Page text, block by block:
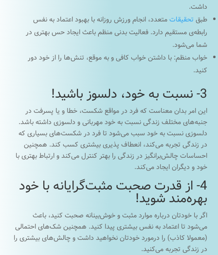
داشت.
طبق تحقیقاتمتعدد، انجام ورزش روزانه با بهبود اعتماد به نفس
رابطه‌ی مستقیم دارد. فعالیت بدنی منظم باعث ایجاد حس بهتری در
شما می‌شود.
خواب منظم: با داشتن خواب کافی و به موقع، تنش‌ها را از خود دور
کنید.
3- نسبت به خود، دلسوز باشید!
این امر بدان معناست که فرد در مواقع شکست، خطا و یا پسرفت در
جنبه‌های مختلف زندگی‌ نسبت به خود مهربانی و دلسوزی داشته باشد.
دلسوزی نسبت به خود سبب می‌شود تا فرد در شکست‌های بسیاری که
در زندگی تجربه می‌کند، انعطاف پذیری بیشتری کسب کند. همچنین
احساسات چالش‌برانگیز در زندگی را بهتر کنترل می‌کند و ارتباط بهتری با
خود و دیگران ایجاد می‌کند.
4- از قدرت صحبت مثبت‌گرایانه با خود
بهره‌مند شوید!
اگر با خودتان درباره موارد مثبت و خوش‌بینانه صحبت کنید، باعث
می‌شود تا اعتماد به نفس بیشتری پیدا کنید. همچنین شک‌های احتمالی
(معمولا کاذب) را درمورد خودتان نخواهید داشت و چالش‌های بیشتری را
در زندگی تجربه می‌کنید.